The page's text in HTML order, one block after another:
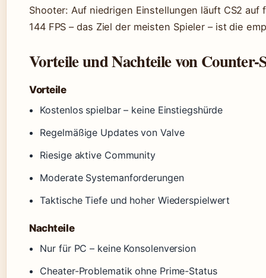
Shooter: Auf niedrigen Einstellungen läuft CS2
144 FPS – das Ziel der meisten Spieler – ist die
Vorteile und Nachteile von Counter-
Vorteile
Kostenlos spielbar – keine Einstiegshürde
Regelmäßige Updates von Valve
Riesige aktive Community
Moderate Systemanforderungen
Taktische Tiefe und hoher Wiederspielwert
Nachteile
Nur für PC – keine Konsolenversion
Cheater-Problematik ohne Prime-Status